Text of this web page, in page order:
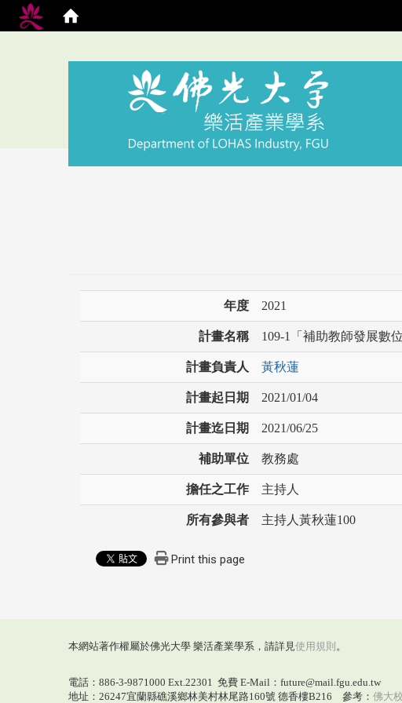
年度 2021
計畫名稱 109-1「補助教師發展數
計畫負責人 黃秋蓮
計畫起日期 2021/01/04
計畫迄日期 2021/06/25
補助單位 教務處
擔任之工作 主持人
所有參與者 主持人黃秋蓮100
Print this page
本網站著作權屬於佛光大學 樂活產業學系，請詳見 使用規則 。
電話：886-3-9871000 Ext.22301 免費 E-Mail：future@mail.fgu.edu.tw
地址：26247宜蘭縣礁溪鄉林美村林尾路160號 德香樓B216 參考： 佛大